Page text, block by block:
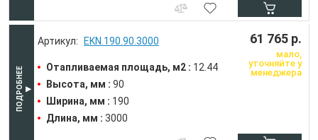
EKN.190.90.3000
Отапливаемая площадь, м2 : 12.44
Высота, мм : 90
Ширина, мм : 190
Длина, мм : 3000
61 765 р.
мало,
уточняйте у
менеджера